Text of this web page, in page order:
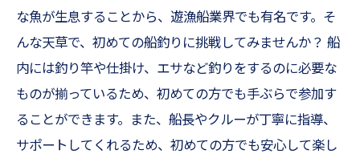
な魚が生息することから、遊漁船業界でも有名です。そ
んな天草で、初めての船釣りに挑戦してみませんか？ 船
内には釣り竿や仕掛け、エサなど釣りをするのに必要な
ものが揃っているため、初めての方でも手ぶらで参加す
ることができます。また、船長やクルーが丁寧に指導、
サポートしてくれるため、初めての方でも安心して楽し